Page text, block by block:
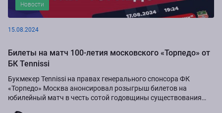
Новости
15.08.2024
Билеты на матч 100-летия московского «Торпедо» от
БК Tennissi
Букмекер Tennissi на правах генерального спонсора ФК
«Торпедо» Москва анонсировал розыгрыш билетов на
юбилейный матч в честь сотой годовщины существования